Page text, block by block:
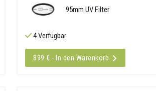
95mm UV Filter
4 Verfügbar
899 € - In den Warenkorb